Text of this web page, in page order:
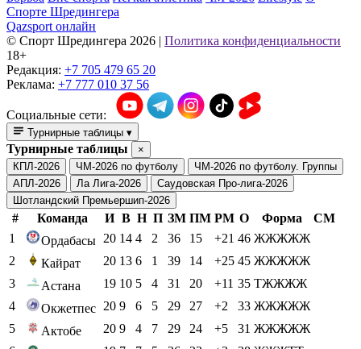
Спорте Шредингера
Qazsport онлайн
© Cпорт Шредингера 2026 | Политика конфиденциальности
18+
Редакция: +7 705 479 65 20
Реклама: +7 777 010 37 56
Социальные сети:
Турнирные таблицы ▾
Турнирные таблицы
×
КПЛ-2026
ЧМ-2026 по футболу
ЧМ-2026 по футболу. Группы
АПЛ-2026
Ла Лига-2026
Саудовская Про-лига-2026
Шотландский Премьершип-2026
# Команда И В Н П ЗМ ПМ РМ О Форма
СМ
1
Ордабасы 20 14 4 2 36 15 +21 46 ЖЖЖЖЖ
2
Кайрат 20 13 6 1 39 14 +25 45 ЖЖЖЖЖ
3
Астана 19 10 5 4 31 20 +11 35 ТЖЖЖЖ
4
Окжетпес 20 9 6 5 29 27 +2 33 ЖЖЖЖЖ
5
Актобе 20 9 4 7 29 24 +5 31 ЖЖЖЖЖ